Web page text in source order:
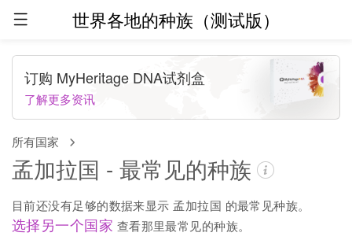
世界各地的种族（测试版）
所有国家
孟加拉国 - 最常见的种族
目前还没有足够的数据来显示 孟加拉国 的最常见种族。
选择另一个国家 查看那里最常见的种族。
订购 MyHeritage DNA试剂盒
了解更多资讯